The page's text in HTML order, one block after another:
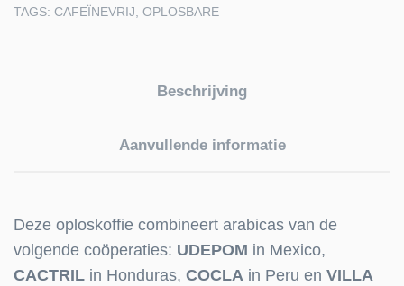
TAGS: CAFEÏNEVRIJ OPLOSBARE
Beschrijving
Aanvullende informatie
Deze oploskoffie combineert arabicas van de
volgende coöperaties: UDEPOM in Mexico,
CACTRIL in Honduras, COCLA in Peru en VILLA